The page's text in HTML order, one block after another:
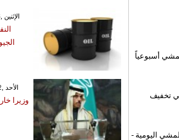
أسبوعياً
تخفيف
قدرها 1000 خطوة في عدد خطوات المشي اليومية -
GMT 07:57 2026 الإثنين ,03 آب / أغسطس
GMT 20:19 2026 الأحد ,02 آب / أغسطس
وزيرا